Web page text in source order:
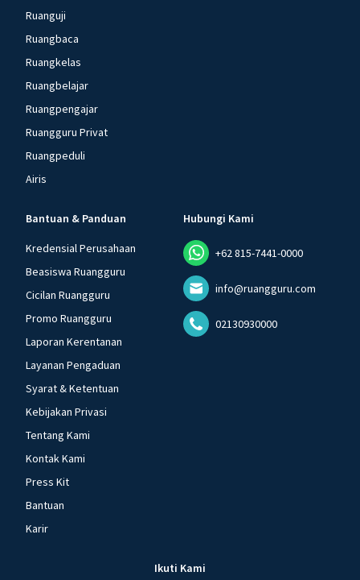
Ruanguji
Ruangbaca
Ruangkelas
Ruangbelajar
Ruangpengajar
Ruangguru Privat
Ruangpeduli
Airis
Bantuan & Panduan
Kredensial Perusahaan
Beasiswa Ruangguru
Cicilan Ruangguru
Promo Ruangguru
Laporan Kerentanan
Layanan Pengaduan
Syarat & Ketentuan
Kebijakan Privasi
Tentang Kami
Kontak Kami
Press Kit
Bantuan
Karir
Hubungi Kami
+62 815-7441-0000
info@ruangguru.com
02130930000
Ikuti Kami